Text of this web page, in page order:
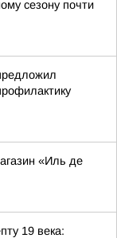
сезону почти
«Иль де
19 века: